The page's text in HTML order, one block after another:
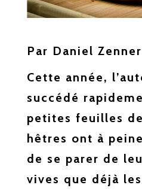
Par Daniel Zenner
Cette année,
succédé
petites feuilles
hêtres ont à
de se parer de
vives que déjà